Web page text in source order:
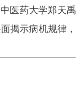
医药大学郑天禹
揭示病机规律，